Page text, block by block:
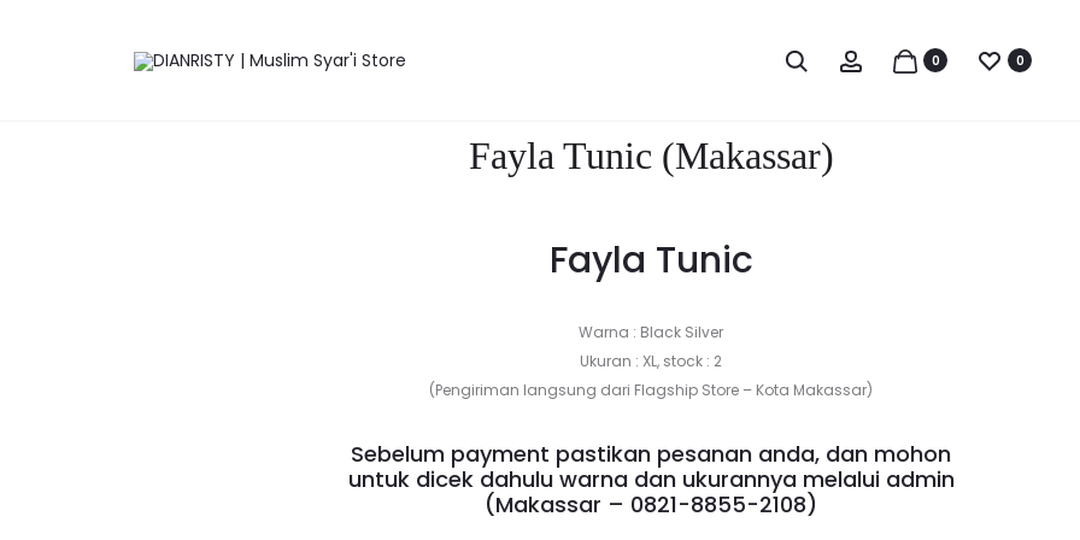
Search Account0 0
PANTS
DRESS
Fayla Tunic (Makassar)
Fayla Tunic
Warna : Black Silver
Ukuran : XL, stock : 2
(Pengiriman langsung dari Flagship Store – Kota Makassar)
Sebelum payment pastikan pesanan anda, dan mohon
untuk dicek dahulu warna dan ukurannya melalui admin
(Makassar – 0821-8855-2108)
(Makassar)